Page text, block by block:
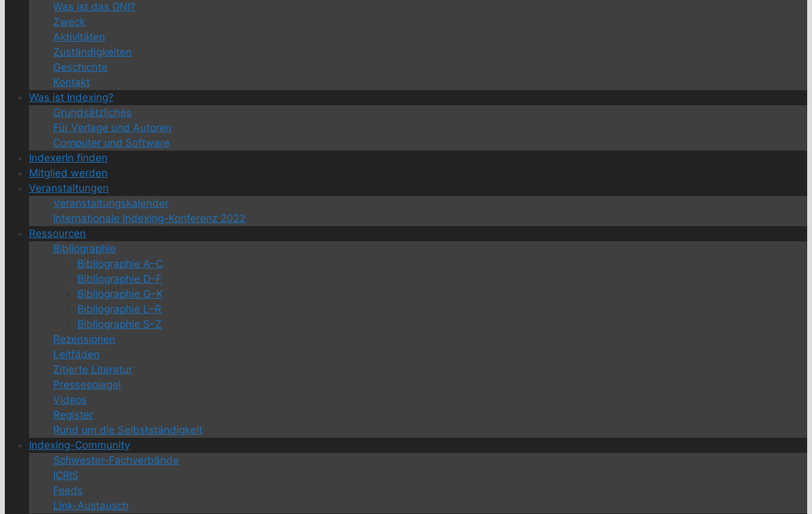
Was ist das DNI?
Zweck
Aktivitäten
Zuständigkeiten
Geschichte
Kontakt
Was ist Indexing?
Grundsätzliches
Für Verlage und Autoren
Computer und Software
IndexerIn finden
Mitglied werden
Veranstaltungen
Veranstaltungskalender
Internationale Indexing-Konferenz 2022
Ressourcen
Bibliographie
Bibliographie A–C
Bibliographie D–F
Bibliographie G–K
Bibliographie L–R
Bibliographie S–Z
Rezensionen
Leitfäden
Zitierte Literatur
Pressespiegel
Videos
Register
Rund um die Selbstständigkeit
Indexing-Community
Schwester-Fachverbände
ICRIS
Feeds
Link-Austausch